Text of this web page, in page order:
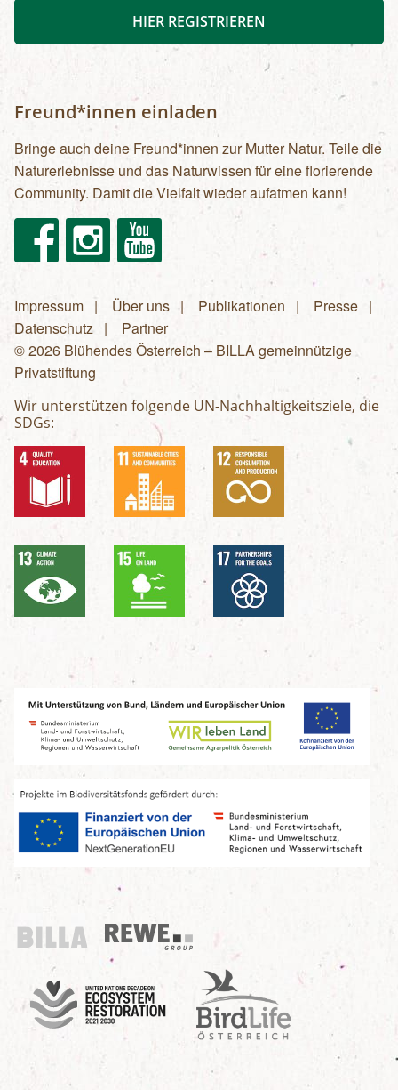
HIER REGISTRIEREN
Freund*innen einladen
Bringe auch deine Freund*innen zur Mutter Natur. Teile die
Naturerlebnisse und das Naturwissen für eine florierende
Community. Damit die Vielfalt wieder aufatmen kann!
FacebookInstagram Youtube
Fußzeilenmenü
Impressum Über uns Publikationen
Presse
Datenschutz
Partner
© 2026 Blühendes Österreich – BILLA gemeinnützige
Privatstiftung
Wir unterstützen folgende UN-Nachhaltigkeitsziele, die
SDGs:
Billa
REWE Group
UN Decade
Birdlife